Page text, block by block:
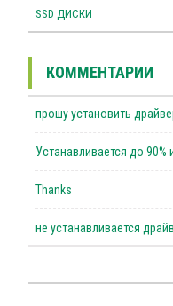
SSD ДИСКИ
КОММЕНТАРИИ
прошу установить
Устанавливается до 90%
Thanks
не устанавливается